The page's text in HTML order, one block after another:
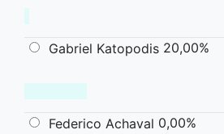
Gabriel Katopodis 20,00%
Federico Achaval 0,00%